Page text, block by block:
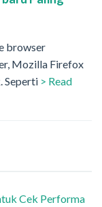
browser
Mozilla Firefox
Seperti > Read
Cek Performa